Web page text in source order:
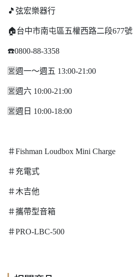
🎵弦宏樂器行
🏠台中市南屯區五權西路二段677號
☎️0800-88-3358
🈺️週一～週五 13:00-21:00
🈺️週六 10:00-21:00
🈺️週日 10:00-18:00
＃Fishman Loudbox Mini Charge
＃充電式
＃木吉他
＃攜帶型音箱
＃PRO-LBC-500